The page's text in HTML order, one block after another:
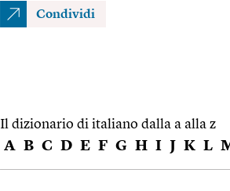
Condividi
Il dizionario di italiano dalla a alla z
A B C D E F G H I J K L